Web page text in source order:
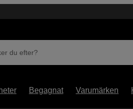
du efter?
Begagnat Varumärken